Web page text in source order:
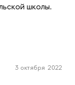
школы.
3 октября 2022